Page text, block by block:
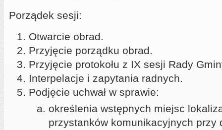
Porządek sesji:
Otwarcie obrad.
Przyjęcie porządku obrad.
Przyjęcie protokołu z IX sesji Rady
Interpelacje i zapytania radnych.
Podjęcie uchwał w sprawie:
określenia wstępnych miejsc
przystanków komunikacyjnych przy